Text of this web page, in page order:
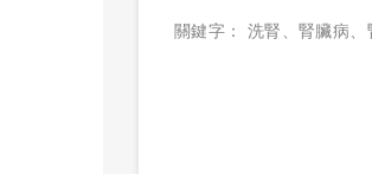
關鍵字： 洗腎 、 腎臟病、